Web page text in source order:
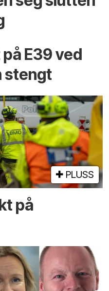
E39 ved
stengt
PLUSS
på